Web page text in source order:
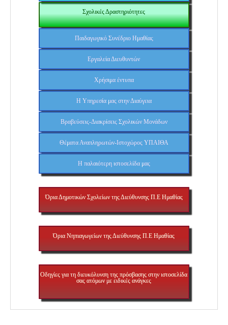
Σχολικές Δραστηριότητες
Παιδαγωγικό Συνέδριο Ημαθίας
Εργαλεία Διευθυντών
Χρήσιμα έντυπα
Η Υπηρεσία μας στην Διαύγεια
Βραβεύσεις-Διακρίσεις Σχολικών Μονάδων
Θέματα Αναπληρωτών-Ιστοχώρος ΥΠΑΙΘΑ
H παλαιότερη ιστοσελίδα μας
Όρια Δημοτικών Σχολείων της Διεύθυνσης Π.Ε Ημαθίας
Όρια Νηπιαγωγείων της Διεύθυνσης Π.Ε Ημαθίας
Οδηγίες για τη διευκόλυνση της πρόσβασης στην ιστοσελίδα
σας ατόμων με ειδικές ανάγκες